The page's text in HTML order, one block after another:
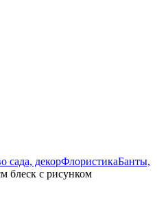
сада, декорФлористикаБанты,
блеск с рисунком